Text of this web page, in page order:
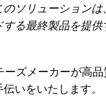
ソリューション
る最終製品を提供
ズメーカーが高
いをいたします